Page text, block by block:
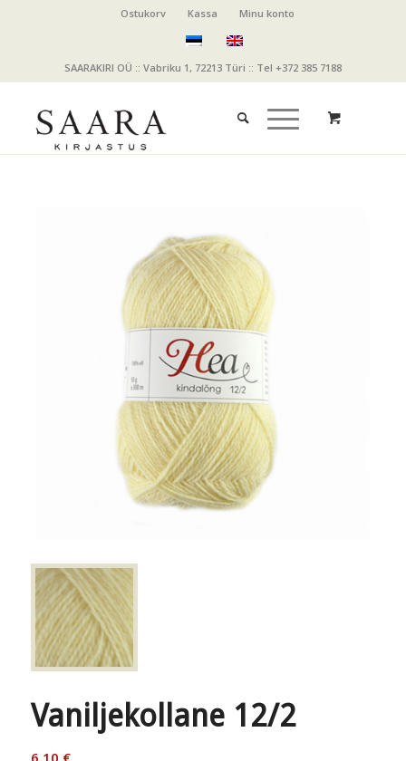
Ostukorv Kassa Minu konto
SAARAKIRI OÜ :: Vabriku 1, 72213 Türi :: Tel +372 385 7188
Vaniljekollane 12/2